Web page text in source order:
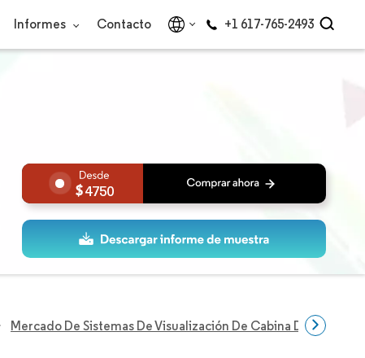
Informes Contacto +1 617-765-2493
4750
Mercado De Sistemas De Visualización De Cabina De